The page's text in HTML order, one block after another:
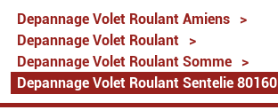
Depannage Volet Roulant Amiens
>
Depannage Volet Roulant
>
Depannage Volet Roulant Somme
>
Depannage Volet Roulant Sentelie 80160